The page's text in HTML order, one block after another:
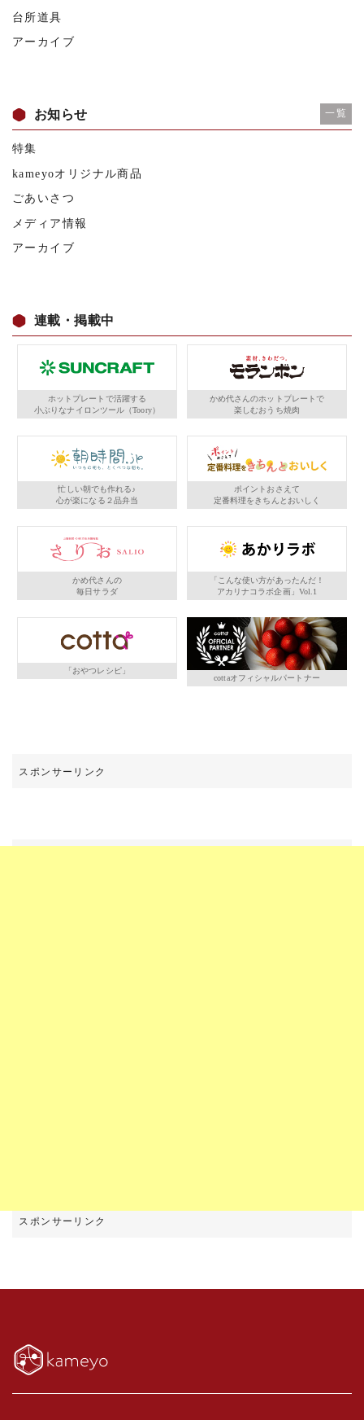
台所道具
アーカイブ
お知らせ 一覧
特集
kameyoオリジナル商品
ごあいさつ
メディア情報
アーカイブ
連載・掲載中
ホットプレートで活躍する
小ぶりなナイロンツール（Toory）
かめ代さんのホットプレートで
楽しむおうち焼肉
忙しい朝でも作れる♪
心が楽になる２品弁当
ポイントおさえて
定番料理をきちんとおいしく
かめ代さんの
毎日サラダ
「こんな使い方があったんだ！
アカリナコラボ企画」Vol.1
「おやつレシピ」
cottaオフィシャルパートナー